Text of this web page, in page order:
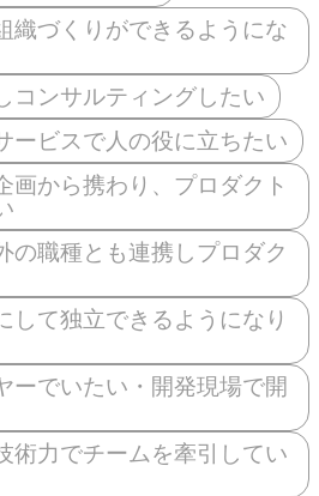
織づくりができるようにな
コンサルティングしたい
ービスで人の役に立ちたい
画から携わり、プロダクト
の職種とも連携しプロダク
して独立できるようになり
ーでいたい・開発現場で開
術力でチームを牽引してい